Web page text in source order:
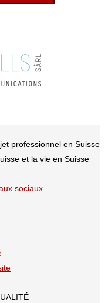
professionnel en Suisse
et la vie en Suisse
sociaux